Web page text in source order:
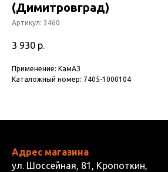
(Димитровград)
Артикул: 3460
3 930 р.
Применение: КамАЗ
Каталожный номер: 7405-1000104
Адрес магазина
ул. Шоссейная, 81, Кропоткин,